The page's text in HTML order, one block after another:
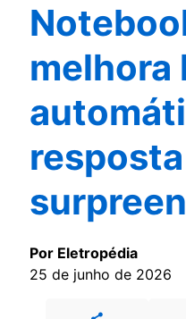
melhora
resposta
Por Eletropédia
25 de junho de 2026